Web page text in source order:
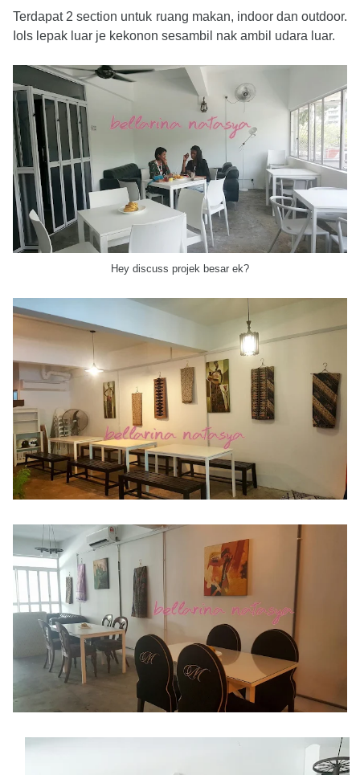
Terdapat 2 section untuk ruang makan, indoor dan outdoor.
Iols lepak luar je kekonon sesambil nak ambil udara luar.
Hey discuss projek besar ek?